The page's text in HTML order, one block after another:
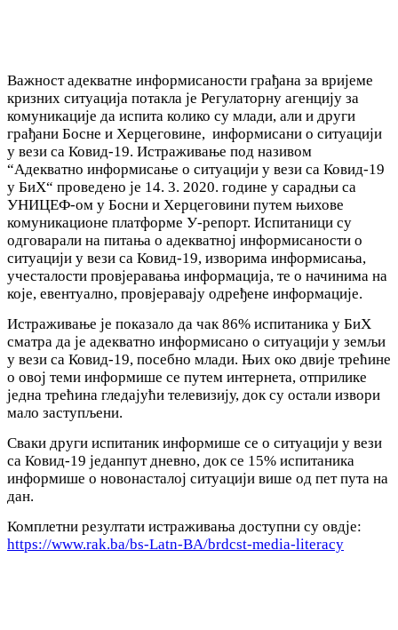
Важност адекватне информисаности грађана за вријеме
кризних ситуација потакла је Регулаторну агенцију за
комуникације да испита колико су млади, али и други
грађани Босне и Херцеговине, информисани о ситуацији
у вези са Ковид-19. Истраживање под називом
“Адекватно информисање о ситуацији у вези са Ковид-19
у БиХ“ проведено је 14. 3. 2020. године у сарадњи са
УНИЦЕФ-ом у Босни и Херцеговини путем њихове
комуникационе платформе У-репорт. Испитаници су
одговарали на питања о адекватној информисаности о
ситуацији у вези са Ковид-19, изворима информисања,
учесталости провјеравања информација, те о начинима на
које, евентуално, провјеравају одређене информације.
Истраживање је показало да чак 86% испитаника у БиХ
сматра да је адекватно информисано о ситуацији у земљи
у вези са Ковид-19, посебно млади. Њих око двије трећине
о овој теми информише се путем интернета, отприлике
једна трећина гледајући телевизију, док су остали извори
мало заступљени.
Сваки други испитаник информише се о ситуацији у вези
са Ковид-19 једанпут дневно, док се 15% испитаника
информише о новонасталој ситуацији више од пет пута на
дан.
Комплетни резултати истраживања доступни су овдје:
https://www.rak.ba/bs-Latn-BA/brdcst-media-literacy